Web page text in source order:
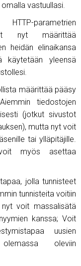
vastuullasi.
parametrien
nyt määrittää
heidän elinaikansa
käytetään yleensä
määrittää pääsy
tiedostojen
(jotkut sivustot
mutta nyt voit
tai ylläpitäjille.
voit myös asettaa
jolla tunnisteet
tunnisteita voitiin
voit massalisätä
kanssa; Voit
uusien
oleviin